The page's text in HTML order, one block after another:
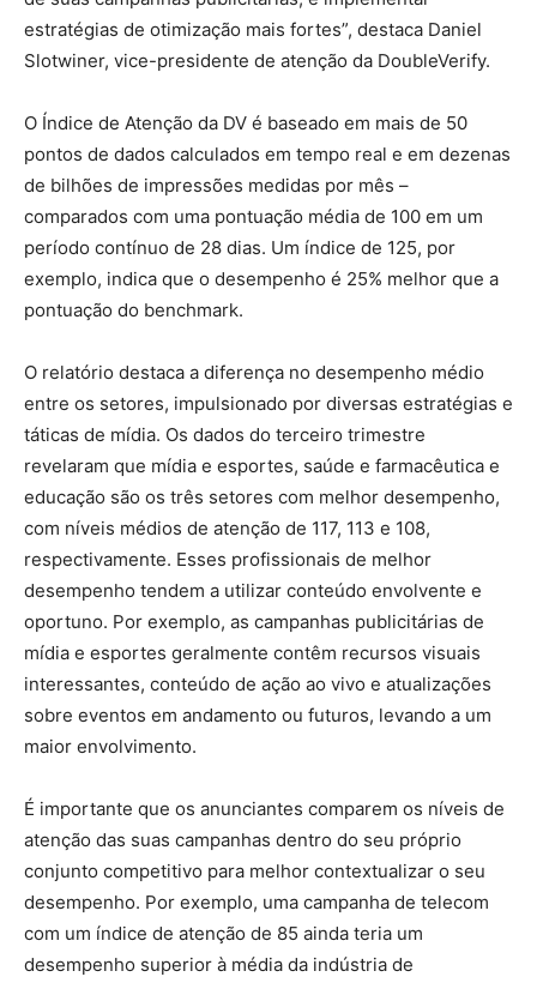
estratégias de otimização mais fortes”, destaca Daniel
Slotwiner, vice-presidente de atenção da DoubleVerify.
O Índice de Atenção da DV é baseado em mais de 50
pontos de dados calculados em tempo real e em dezenas
de bilhões de impressões medidas por mês –
comparados com uma pontuação média de 100 em um
período contínuo de 28 dias. Um índice de 125, por
exemplo, indica que o desempenho é 25% melhor que a
pontuação do benchmark.
O relatório destaca a diferença no desempenho médio
entre os setores, impulsionado por diversas estratégias e
táticas de mídia. Os dados do terceiro trimestre
revelaram que mídia e esportes, saúde e farmacêutica e
educação são os três setores com melhor desempenho,
com níveis médios de atenção de 117, 113 e 108,
respectivamente. Esses profissionais de melhor
desempenho tendem a utilizar conteúdo envolvente e
oportuno. Por exemplo, as campanhas publicitárias de
mídia e esportes geralmente contêm recursos visuais
interessantes, conteúdo de ação ao vivo e atualizações
sobre eventos em andamento ou futuros, levando a um
maior envolvimento.
É importante que os anunciantes comparem os níveis de
atenção das suas campanhas dentro do seu próprio
conjunto competitivo para melhor contextualizar o seu
desempenho. Por exemplo, uma campanha de telecom
com um índice de atenção de 85 ainda teria um
desempenho superior à média da indústria de